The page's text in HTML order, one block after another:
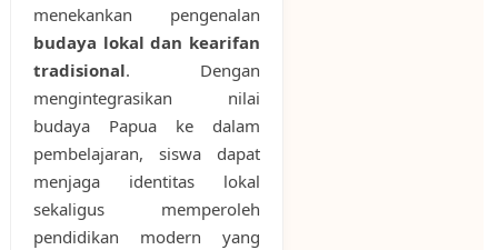
menekankan pengenalan
budaya lokal dan kearifan
tradisional. Dengan
mengintegrasikan nilai
budaya Papua ke dalam
pembelajaran, siswa dapat
menjaga identitas lokal
sekaligus memperoleh
pendidikan modern yang